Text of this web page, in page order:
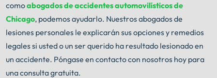
comoabogados de accidentes automovilísticos de
Chicago, podemos ayudarlo. Nuestros abogados de
lesiones personales le explicarán sus opciones y remedios
legales si usted o un ser querido ha resultado lesionado en
un accidente. Póngase en contacto con nosotros hoy para
una consulta gratuita.